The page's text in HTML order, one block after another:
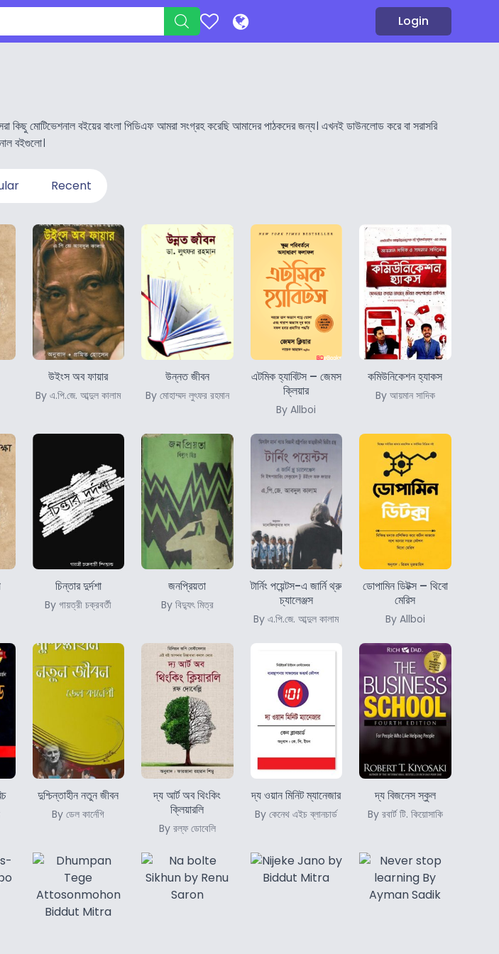
Login
কিছু মোটিভেশনাল বইয়ের বাংলা পিডিএফ আমরা সংগ্রহ করেছি আমাদের পাঠকদের জন্য। এখনই ডাউনলোড করে বা সরাসরি
বইগুলো।
Recent
উইংস অব ফায়ার
By এ.পি.জে. আব্দুল কালাম
উন্নত জীবন
By মোহাম্মদ লুৎফর রহমান
এটমিক হ্যাবিটস – জেমস
ক্লিয়ার
By Allboi
কমিউনিকেশন হ্যাকস
By আয়মান সাদিক
চিন্তার দুর্দশা
By গায়ত্রী চক্রবর্তী
জনপ্রিয়তা
By বিদ্যুৎ মিত্র
টার্নিং পয়েন্টস-এ জার্নি থ্রু
চ্যালেঞ্জস
By এ.পি.জে. আব্দুল কালাম
ডোপামিন ডিটক্স – থিবো
মেরিস
By Allboi
দুশ্চিন্তাহীন নতুন জীবন
By ডেল কার্নেগি
দ্য আর্ট অব থিংকিং
ক্লিয়ারলি
By রল্ফ ডোবেলি
দ্য ওয়ান মিনিট ম্যানেজার
By কেনেথ এইচ ব্লানচার্ড
দ্য বিজনেস স্কুল
By রবার্ট টি. কিয়োসাকি